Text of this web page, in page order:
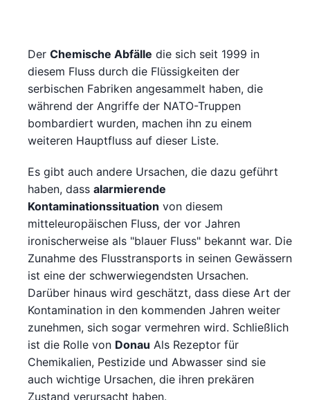
Der Chemische Abfälle die sich seit 1999 in
diesem Fluss durch die Flüssigkeiten der
serbischen Fabriken angesammelt haben, die
während der Angriffe der NATO-Truppen
bombardiert wurden, machen ihn zu einem
weiteren Hauptfluss auf dieser Liste.
Es gibt auch andere Ursachen, die dazu geführt
haben, dass alarmierende
Kontaminationssituation von diesem
mitteleuropäischen Fluss, der vor Jahren
ironischerweise als "blauer Fluss" bekannt war. Die
Zunahme des Flusstransports in seinen Gewässern
ist eine der schwerwiegendsten Ursachen.
Darüber hinaus wird geschätzt, dass diese Art der
Kontamination in den kommenden Jahren weiter
zunehmen, sich sogar vermehren wird. Schließlich
ist die Rolle von Donau Als Rezeptor für
Chemikalien, Pestizide und Abwasser sind sie
auch wichtige Ursachen, die ihren prekären
Zustand verursacht haben.